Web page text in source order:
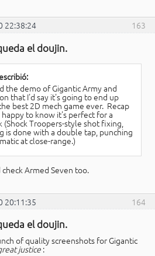
163
22:38:24
el doujin.
the demo of Gigantic Army and
that I'd say it's going to end up
best 2D mech game ever. Recap
to know it's perfect for a
(Shock Troopers-style shot fixing,
is done with a double tap, punching
at close-range.)
Armed Seven too.
164
20:11:35
el doujin.
of quality screenshots for Gigantic
justice: